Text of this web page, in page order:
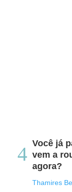
Você já
vem a
agora?
Thamires